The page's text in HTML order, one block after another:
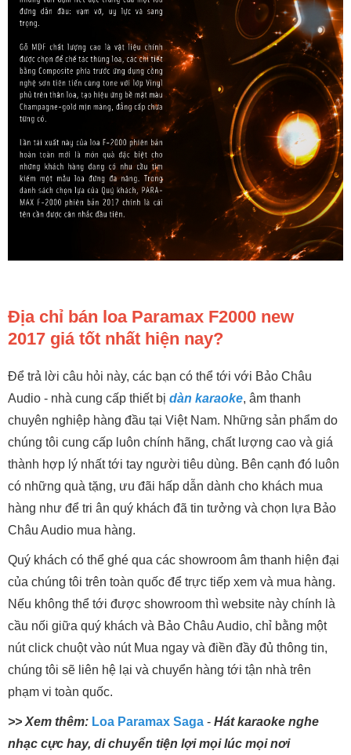
Địa chỉ bán loa Paramax F2000 new
2017 giá tốt nhất hiện nay?
Để trả lời câu hỏi này, các bạn có thể tới với Bảo Châu
Audio - nhà cung cấp thiết bị dàn karaoke, âm thanh
chuyên nghiệp hàng đầu tại Việt Nam. Những sản phẩm do
chúng tôi cung cấp luôn chính hãng, chất lượng cao và giá
thành hợp lý nhất tới tay người tiêu dùng. Bên cạnh đó luôn
có những quà tặng, ưu đãi hấp dẫn dành cho khách mua
hàng như để tri ân quý khách đã tin tưởng và chọn lựa Bảo
Châu Audio mua hàng.
Quý khách có thể ghé qua các showroom âm thanh hiện đại
của chúng tôi trên toàn quốc để trực tiếp xem và mua hàng.
Nếu không thể tới được showroom thì website này chính là
cầu nối giữa quý khách và Bảo Châu Audio, chỉ bằng một
nút click chuột vào nút Mua ngay và điền đầy đủ thông tin,
chúng tôi sẽ liên hệ lại và chuyển hàng tới tận nhà trên
phạm vi toàn quốc.
>> Xem thêm: Loa Paramax Saga - Hát karaoke nghe
nhạc cực hay, di chuyển tiện lợi mọi lúc mọi nơi